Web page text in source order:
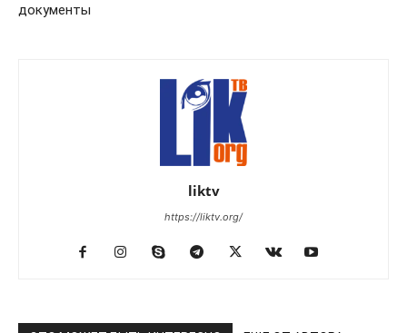
документы
liktv
https://liktv.org/